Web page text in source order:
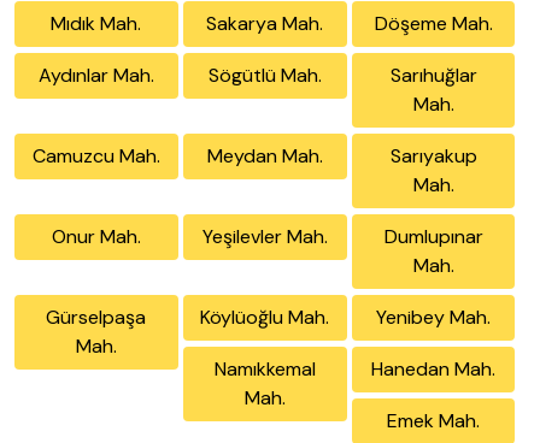
Mıdık Mah. Sakarya Mah. Döşeme Mah.
Aydınlar Mah. Sögütlü Mah.
Sarıhuğlar
Mah.
Camuzcu Mah. Meydan Mah.
Sarıyakup
Mah.
Onur Mah. Yeşilevler Mah.
Dumlupınar
Mah.
Gürselpaşa
Mah.
Köylüoğlu Mah. Yenibey Mah.
Namıkkemal
Mah.
Hanedan Mah.
Emek Mah.